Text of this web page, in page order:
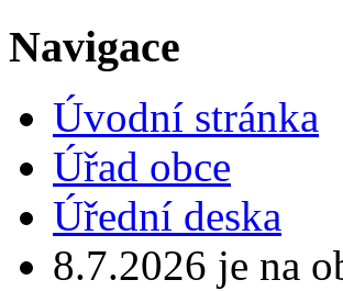
Navigace
Úvodní stránka
Úřad obce
Úřední deska
8.7.2026 je na